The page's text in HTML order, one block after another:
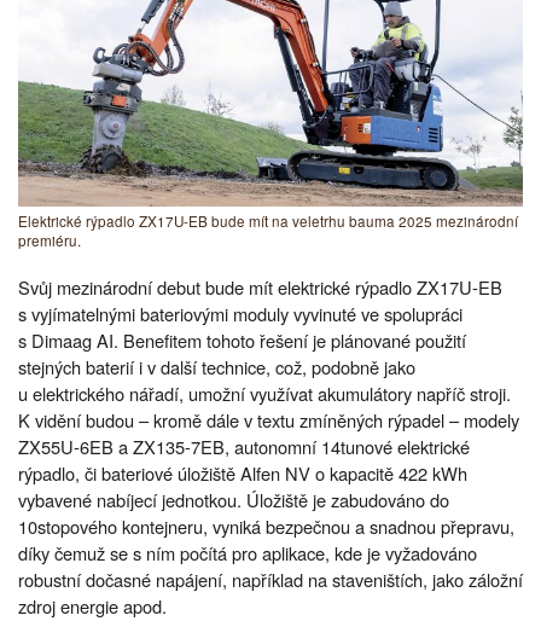
Elektrické rýpadlo ZX17U-EB bude mít na veletrhu bauma 2025 mezinárodní
premiéru.
Svůj mezinárodní debut bude mít elektrické rýpadlo ZX17U-EB
s vyjímatelnými bateriovými moduly vyvinuté ve spolupráci
s Dimaag AI. Benefitem tohoto řešení je plánované použití
stejných baterií i v další technice, což, podobně jako
u elektrického nářadí, umožní využívat akumulátory napříč stroji.
K vidění budou – kromě dále v textu zmíněných rýpadel – modely
ZX55U-6EB a ZX135-7EB, autonomní 14tunové elektrické
rýpadlo, či bateriové úložiště Alfen NV o kapacitě 422 kWh
vybavené nabíjecí jednotkou. Úložiště je zabudováno do
10stopového kontejneru, vyniká bezpečnou a snadnou přepravu,
díky čemuž se s ním počítá pro aplikace, kde je vyžadováno
robustní dočasné napájení, například na staveništích, jako záložní
zdroj energie apod.